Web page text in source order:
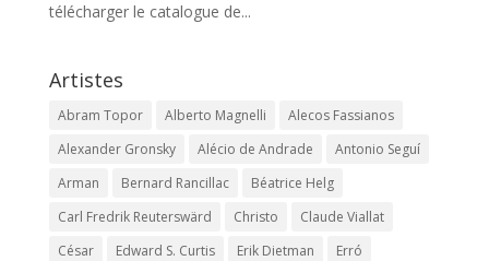
télécharger le catalogue de...
Artistes
Abram Topor Alberto Magnelli
Alecos Fassianos
Alexander Gronsky
Alécio de Andrade
Antonio Seguí
Arman
Bernard Rancillac
Béatrice Helg
Carl Fredrik Reuterswärd
Christo
Claude Viallat
César
Edward S. Curtis Erik Dietman
Erró